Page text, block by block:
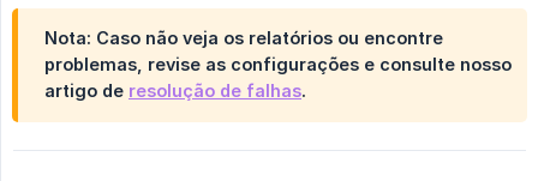
Nota: Caso não veja os relatórios ou encontre
problemas, revise as configurações e consulte nosso
artigo de resolução de falhas.